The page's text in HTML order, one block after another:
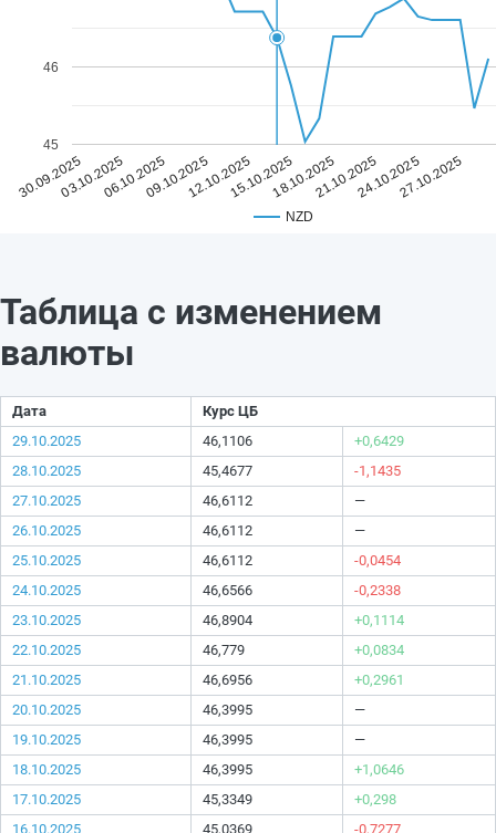
NZD
30.09.202503.10.202506.10.202509.10.202512.10.202515.10.202518.10.202521.10.202524.10.202527.10.2025
45
46
Таблица с изменением
валюты
Дата
Курс ЦБ
29.10.2025
46,1106
+0,6429
28.10.2025
45,4677
-1,1435
27.10.2025
46,6112
—
26.10.2025
46,6112
—
25.10.2025
46,6112
-0,0454
24.10.2025
46,6566
-0,2338
23.10.2025
46,8904
+0,1114
22.10.2025
46,779
+0,0834
21.10.2025
46,6956
+0,2961
20.10.2025
46,3995
—
19.10.2025
46,3995
—
18.10.2025
46,3995
+1,0646
17.10.2025
45,3349
+0,298
16.10.2025
45,0369
-0,7277